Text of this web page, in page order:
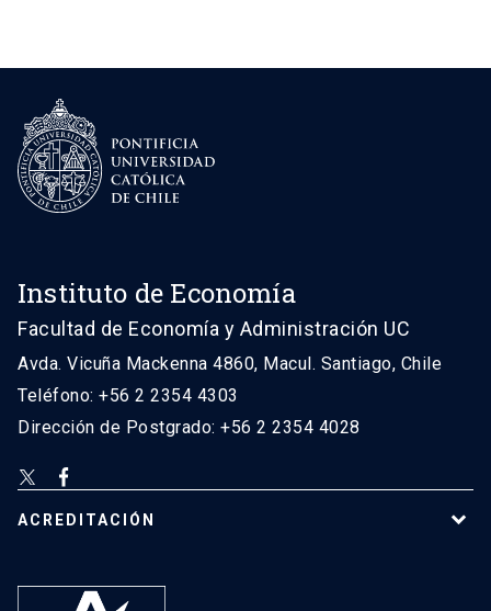
Instituto de Economía
Facultad de Economía y Administración UC
Avda. Vicuña Mackenna 4860, Macul. Santiago, Chile
Teléfono: +56 2 2354 4303
Dirección de Postgrado: +56 2 2354 4028
ACREDITACIÓN